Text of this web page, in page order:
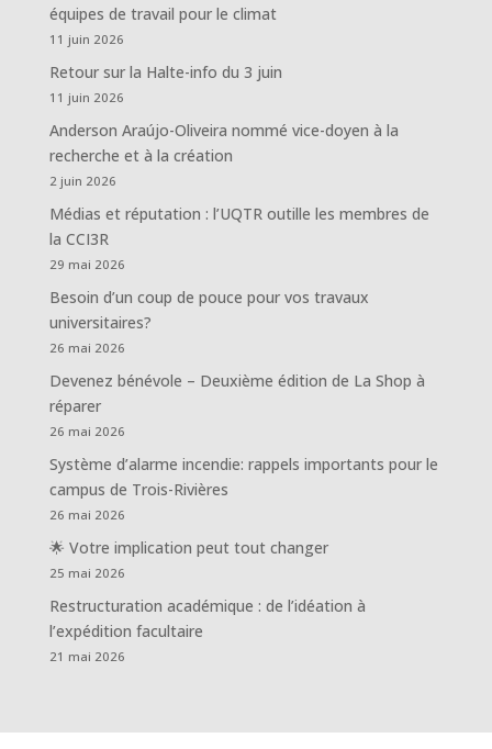
équipes de travail pour le climat
11 juin 2026
Retour sur la Halte-info du 3 juin
11 juin 2026
Anderson Araújo-Oliveira nommé vice-doyen à la
recherche et à la création
2 juin 2026
Médias et réputation : l’UQTR outille les membres de
la CCI3R
29 mai 2026
Besoin d’un coup de pouce pour vos travaux
universitaires?
26 mai 2026
Devenez bénévole – Deuxième édition de La Shop à
réparer
26 mai 2026
Système d’alarme incendie: rappels importants pour le
campus de Trois-Rivières
26 mai 2026
🌟 Votre implication peut tout changer
25 mai 2026
Restructuration académique : de l’idéation à
l’expédition facultaire
21 mai 2026